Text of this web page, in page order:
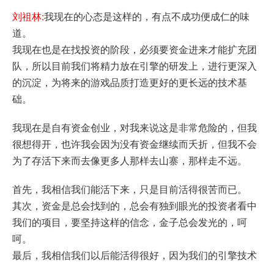
刘祖林:我现在的心态是这样的，有点不成功便成仁的味
道。
我现在也是在找投资的阶段，必须要资金进来才能扩充团
队，所以目前我们将精力放在引擎的研发上，进行更深入
的沉淀，为将来的游戏品质打造更好的更长远的技术基
础。
我现在是自有资金创业，对我来说这是非常危险的，但我
很想得开，也许我会因为没有资金继续而夭折，但我不会
为了存活下来而去像更多人那样去山寨，那样走不远。
首先，我相信我们能活下来，只是目前活得很苦而已。
其次，资金是总会找到的，总会有独到眼光的投资者看中
我们的项目，要坚持这样的信念，金子总会发光的，呵
呵。
最后，我相信我们以后能活得很好，因为我们的引擎技术